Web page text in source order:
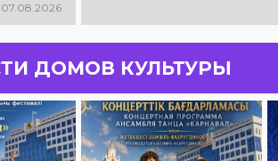
07.08.2026
«Даму бала»! Вас ждут
выступления юных
прекрасные песни,
зажигательные танцы и
праздничное настроение!
ДОМОВ КУЛЬТУРЫ